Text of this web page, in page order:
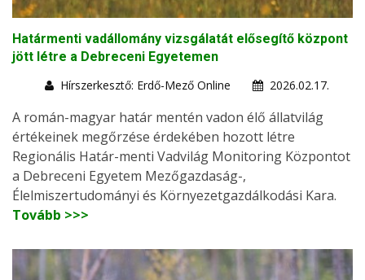
Határmenti vadállomány vizsgálatát elősegítő központ
jött létre a Debreceni Egyetemen
Hírszerkesztő: Erdő-Mező Online
2026.02.17.
A román-magyar határ mentén vadon élő állatvilág
értékeinek megőrzése érdekében hozott létre
Regionális Határ-menti Vadvilág Monitoring Központot
a Debreceni Egyetem Mezőgazdaság-,
Élelmiszertudományi és Környezetgazdálkodási Kara.
Tovább >>>